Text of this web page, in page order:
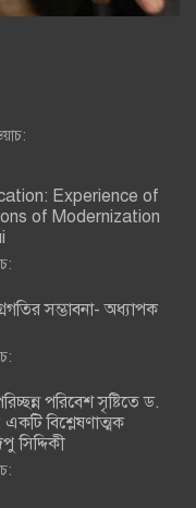
Experience of
of Modernization
সম্ভাবনা- অধ্যাপক
পরিবেশ সৃষ্টিতে ড.
বিশ্লেষণাত্মক
সিদ্দিকী